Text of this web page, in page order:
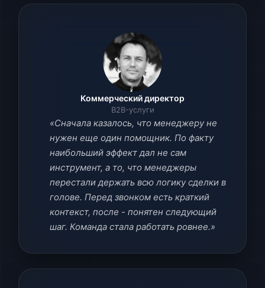
Коммерческий директор
B2B-услуги
«Сначала казалось, что менеджеру не
нужен еще один помощник. По факту
наибольший эффект дал не сам
инструмент, а то, что менеджеры
перестали держать всю логику сделки в
голове. Перед звонком есть краткий
контекст, после - понятен следующий
шаг. Команда стала работать ровнее.»